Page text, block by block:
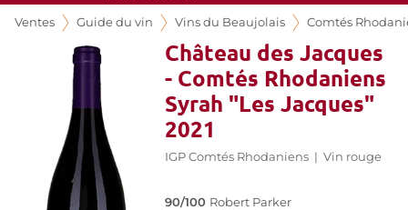
Ventes Guide du vin Vins du Beaujolais Comtés
Château des Jacques
- Comtés Rhodaniens
Syrah "Les Jacques"
2021
IGP Comtés Rhodaniens | Vin rouge
90/100 Robert Parker